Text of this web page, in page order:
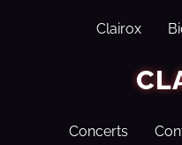
Clairox
Concerts